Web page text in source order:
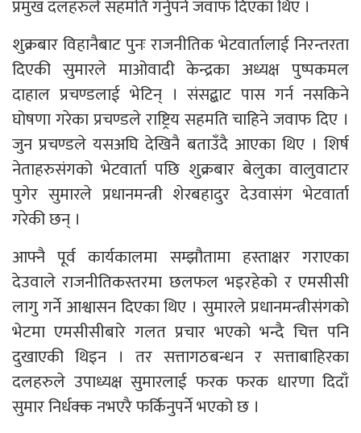
प्रमुख दलहरुले सहमति गर्नुपर्ने जवाफ दिएका थिए ।
शुक्रबार विहानैबाट पुनः राजनीतिक भेटवार्तालाई निरन्तरता
दिएकी सुमारले माओवादी केन्द्रका अध्यक्ष पुष्पकमल
दाहाल प्रचण्डलाई भेटिन् । संसद्बाट पास गर्न नसकिने
घोषणा गरेका प्रचण्डले राष्ट्रिय सहमति चाहिने जवाफ दिए ।
जुन प्रचण्डले यसअघि देखिनै बताउँदै आएका थिए । शिर्ष
नेताहरुसंगको भेटवार्ता पछि शुक्रबार बेलुका वालुवाटार
पुगेर सुमारले प्रधानमन्त्री शेरबहादुर देउवासंग भेटवार्ता
गरेकी छन् ।
आफ्नै पूर्व कार्यकालमा सम्झौतामा हस्ताक्षर गराएका
देउवाले राजनीतिकस्तरमा छलफल भइरहेको र एमसीसी
लागु गर्ने आश्वासन दिएका थिए । सुमारले प्रधानमन्त्रीसंगको
भेटमा एमसीसीबारे गलत प्रचार भएको भन्दै चित्त पनि
दुखाएकी थिइन । तर सत्तागठबन्धन र सत्ताबाहिरका
दलहरुले उपाध्यक्ष सुमारलाई फरक फरक धारणा दिदाँ
सुमार निर्धक्क नभएरै फर्किनुपर्ने भएको छ ।